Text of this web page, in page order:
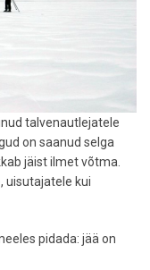
talvenautlejatele
on saanud selga
jäist ilmet võtma.
uisutajatele kui
pidada: jää on